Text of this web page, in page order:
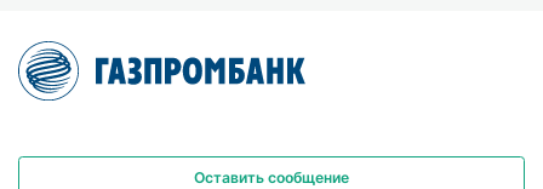
Оставить сообщение